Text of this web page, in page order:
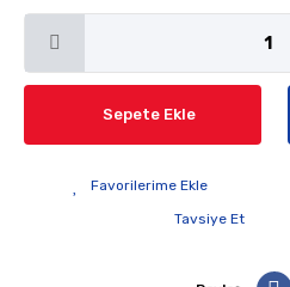
Sepete Ekle
Tavsiye Et